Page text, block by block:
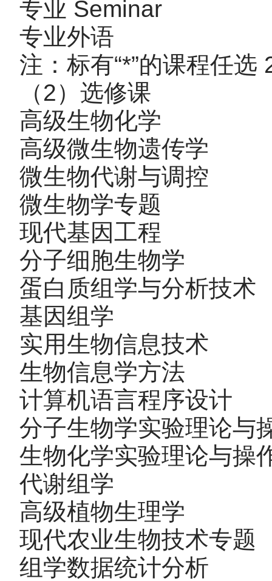
专业 Seminar
专业外语
注：标有“*”的课程任选
（2）选修课
高级生物化学
高级微生物遗传
微生物代谢与调
微生物学专题
现代基因工程
分子细胞生物学
蛋白质组学与分析
基因组学
实用生物信息技
生物信息学方法
计算机语言程序
分子生物学实验理论
生物化学实验理论与
代谢组学
高级植物生理学
现代农业生物技术
组学数据统计分